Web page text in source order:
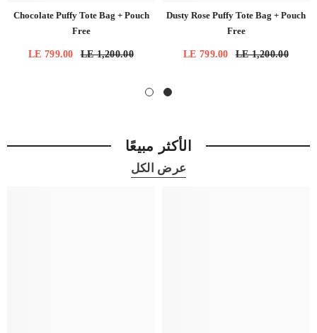
Dusty Rose Puffy Tote Bag + Pouch
Free
LE 1,200.00
LE 799.00
Chocolate Puffy Tote Bag + Pouch
Free
LE 1,200.00
LE 799.00
الأكثر مبيعًا
عرض الكل